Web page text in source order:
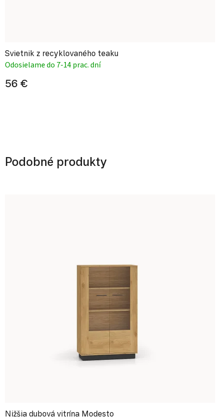
Svietnik z recyklovaného teaku
Odosielame do 7-14 prac. dní
56 €
Podobné produkty
Nižšia dubová vitrína Modesto